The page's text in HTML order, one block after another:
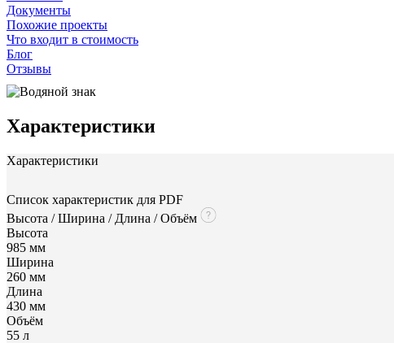
Документы
Похожие проекты
Что входит в стоимость
Блог
Отзывы
Характеристики
Характеристики
Список характеристик для PDF
Высота / Ширина / Длина / Объём
Высота
985 мм
Ширина
260 мм
Длина
430 мм
Объём
55 л